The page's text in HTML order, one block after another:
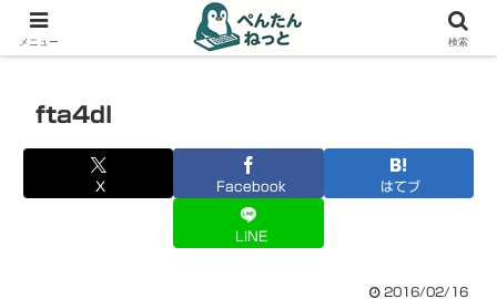
PCやガジェットの備忘録
fta4dl
X Facebook はてブ
LINE
2016/02/16
メニュー 検索